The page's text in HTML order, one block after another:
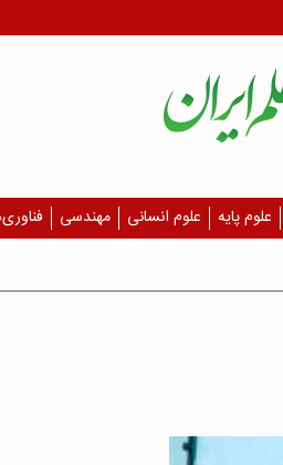
علوم پایه علوم انسانی مهندسی